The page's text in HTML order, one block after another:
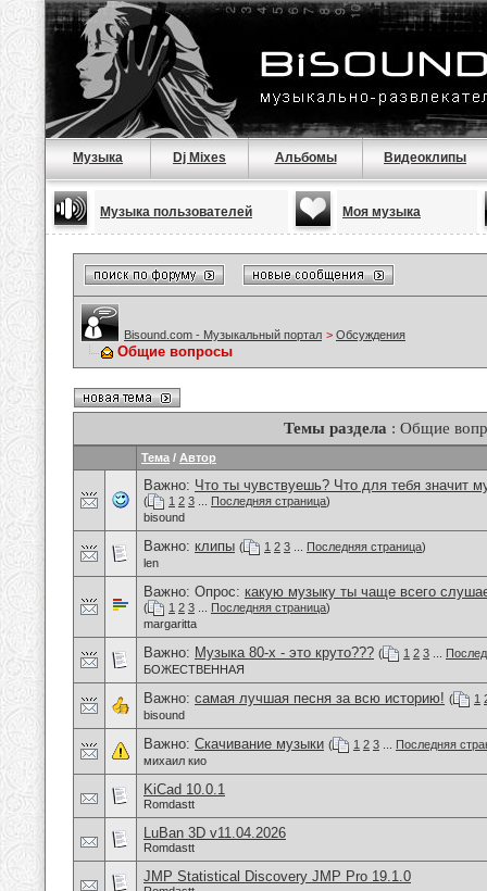
Музыка Dj Mixes Альбомы Видеоклипы
Музыка пользователей Моя музыка
Bisound.com - Музыкальный портал > Обсуждения
Общие вопросы
Темы раздела : Общие
Тема / Автор
Важно: Что ты чувствуешь? Что для тебя значит
( 1 2 3 Последняя страница)
bisound
Важно: клипы ( 1 2 3 Последняя страница)
len
Важно: Опрос: какую музыку ты чаще всего
( 1 2 3 Последняя страница)
margaritta
Важно: Музыка 80-х - это круто??? ( 1 2 3
БОЖЕСТВЕННАЯ
Важно: самая лучшая песня за всю историю! ( 1
bisound
Важно: Скачивание музыки ( 1 2 3
Последняя
михаил кио
KiCad 10.0.1
Romdastt
LuBan 3D v11.04.2026
Romdastt
JMP Statistical Discovery JMP Pro 19.1.0